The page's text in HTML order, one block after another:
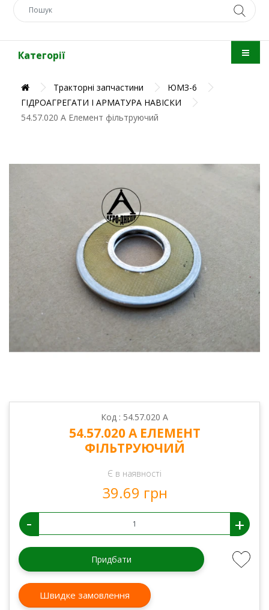
Категорії
Тракторні запчастини
ЮМЗ-6
ГІДРОАГРЕГАТИ І АРМАТУРА НАВІСКИ
54.57.020 А Елемент фільтруючий
Код : 54.57.020 А
54.57.020 А ЕЛЕМЕНТ
ФІЛЬТРУЮЧИЙ
Є в наявності
39.69 грн
- +
Придбати
Швидке замовлення